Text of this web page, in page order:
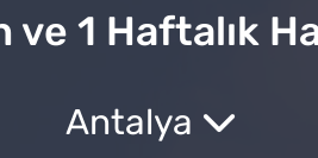
ve 1 Haftalık
Antalya